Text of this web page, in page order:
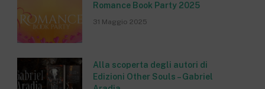
Romance Book Party 2025
31 Maggio 2025
Alla scoperta degli autori di
Edizioni Other Souls – Gabriel